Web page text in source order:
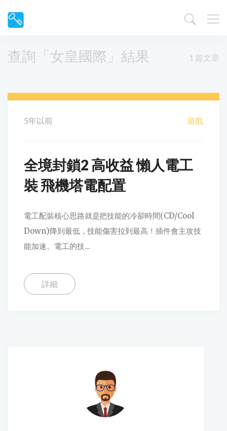
查詢「女皇國際」結果 1 篇文章
5年以前 遊戲
全境封鎖2 高收益 懶人電工
裝 飛機塔電配置
電工配裝核心思路就是把技能的冷卻時間(CD/Cool
Down)降到最低，技能傷害拉到最高！插件會主攻技
能加速。電工的技...
詳細